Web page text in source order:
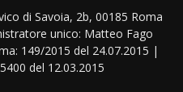
di Savoia, 2b, 00185 Roma
unico: Matteo Fago
149/2015 del 24.07.2015 |
del 12.03.2015